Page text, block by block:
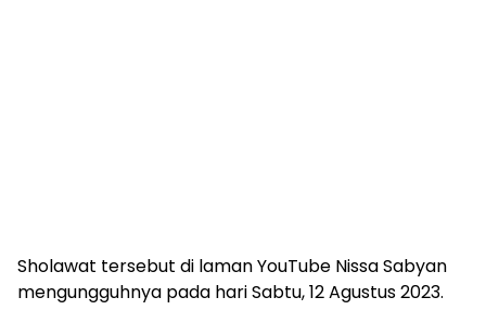
Sholawat tersebut di laman YouTube Nissa Sabyan
mengungguhnya pada hari Sabtu, 12 Agustus 2023.